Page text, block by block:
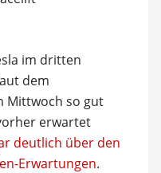
im dritten
dem
Mittwoch so gut
erwartet
deutlich über den
Erwartungen.